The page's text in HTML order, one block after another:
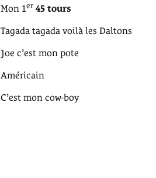
Mon 1er 45 tours
Tagada tagada voilà les Daltons
Joe c’est mon pote
Américain
C’est mon cow-boy